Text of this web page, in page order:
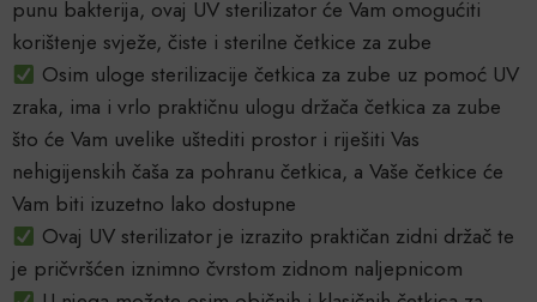
punu bakterija, ovaj UV sterilizator će Vam omogućiti
korištenje svježe, čiste i sterilne četkice za zube
Osim uloge sterilizacije četkica za zube uz pomoć UV
zraka, ima i vrlo praktičnu ulogu držača četkica za zube
što će Vam uvelike uštediti prostor i riješiti Vas
nehigijenskih čaša za pohranu četkica, a Vaše četkice će
Vam biti izuzetno lako dostupne
Ovaj UV sterilizator je izrazito praktičan zidni držač te
je pričvršćen iznimno čvrstom zidnom naljepnicom